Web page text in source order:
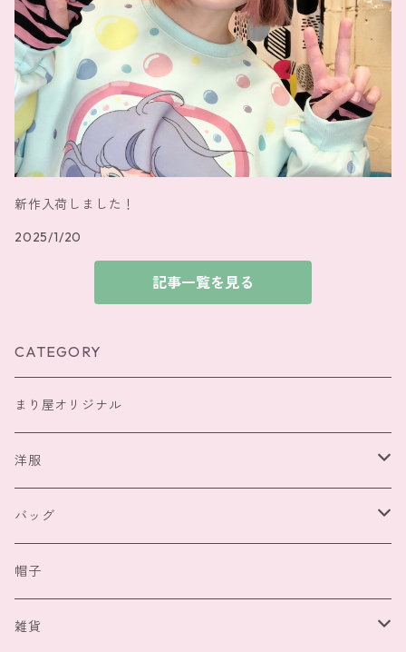
新作入荷しました！
2025/1/20
記事一覧を見る
CATEGORY
まり屋オリジナル
洋服
トップス
スカラー
フィリル
ボトムス
スカラー
ワンピース
バッグ
ポーチ
バッグ
帽子
雑貨